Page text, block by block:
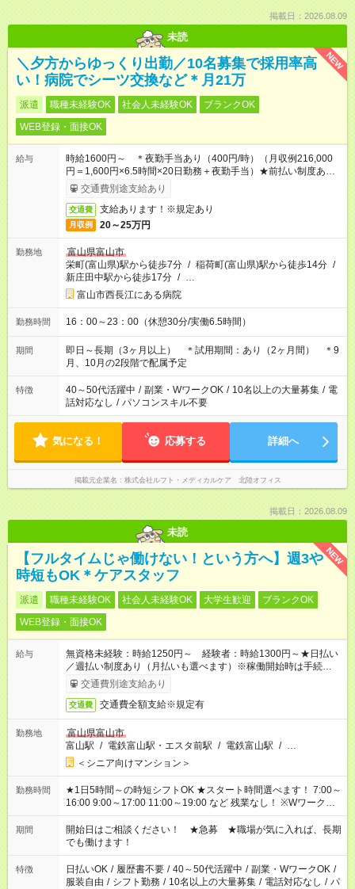
掲載日：2026.08.09
未読
NEW
＼夕方からゆっくり出勤／10名募集で採用率高
い！病院でシーツ交換など＊月21万
派遣 職種未経験OK 社会人未経験OK
ブランクOK
WEB登録・面接OK
給与
時給1600円～ ＊夜勤手当あり（400円/時）（月収例216,000
円＝1,600円×6.5時間×20日勤務＋夜勤手当）★前払い制度あり
（会社規定内）
交通費別途支給あり
交通費 支給あります！※規定あり
月収例 20～25万円
勤務地
富山県富山市
栄町(富山県)駅から徒歩7分 / 稲荷町(富山県)駅から徒歩14分 /
新庄田中駅から徒歩17分 / …
富山市西長江にある病院
勤務時間 16：00～23：00（休憩30分/実働6.5時間）
期間
即日～長期（3ヶ月以上） ＊試用期間：あり（2ヶ月間） ＊9
月、10月の2段階で配属予定
特徴 40～50代活躍中 / 副業・WワークOK / 10名以上の大量募集 / 電
話対応なし / パソコンスキル不要
気になる！ 応募する 詳細へ
掲載元企業名 株式会社ルフト・メディカルケア 北陸オフィス
掲載日：2026.08.09
未読
NEW
【フルタイムじゃ働けない！という方へ】週3や
時短もOK＊ケアスタッフ
派遣 職種未経験OK 社会人未経験OK 大学生歓迎
ブランクOK
WEB登録・面接OK
給与
無資格未経験：時給1250円～ 経験者：時給1300円～★日払い
／週払い制度あり（月払いも選べます）※稼働開始時は手続き完
了次第のお支払いとなります。
交通費別途支給あり
交通費 交通費全額支給※規定有
勤務地
富山県富山市
富山駅 / 電鉄富山駅・エスタ前駅 / 電鉄富山駅 / …
＜シニア向けマンション＞
勤務時間
★1日5時間～の時短シフトOK ★スタート時間選べます！ 7:00～
16:00 9:00～17:00 11:00～19:00 など 残業なし！ ※Wワークの
場合、他のお仕事と合わせ週40時間超の就業はご案内できませ
ん ※法令に基づき、週20時間以上勤務は社会保険への加入対象
となります ※労働者派遣法（日雇い派遣の原則禁止）により、
短時間・短期間の就業はご案内が難しい場合があります
期間
開始日はご相談ください！ ★急募 ★職場が気に入れば、長期
でも働けます！
特徴 日払いOK / 履歴書不要 / 40～50代活躍中 / 副業・WワークOK /
服装自由 / シフト勤務 / 10名以上の大量募集 / 電話対応なし / パ